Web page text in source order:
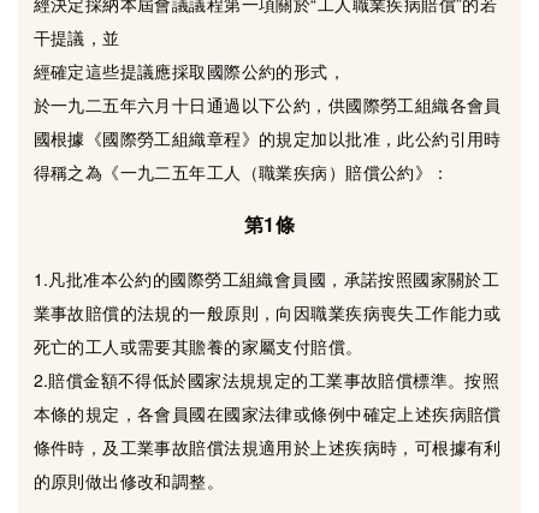
干提議，並
經確定這些提議應採取國際公約的形式，
於一九二五年六月十日通過以下公約，供國際勞工組織各會員
國根據《國際勞工組織章程》的規定加以批准，此公約引用時
得稱之為《一九二五年工人（職業疾病）賠償公約》：
第1條
1.凡批准本公約的國際勞工組織會員國，承諾按照國家關於工
業事故賠償的法規的一般原則，向因職業疾病喪失工作能力或
死亡的工人或需要其贍養的家屬支付賠償。
2.賠償金額不得低於國家法規規定的工業事故賠償標準。按照
本條的規定，各會員國在國家法律或條例中確定上述疾病賠償
條件時，及工業事故賠償法規適用於上述疾病時，可根據有利
的原則做出修改和調整。